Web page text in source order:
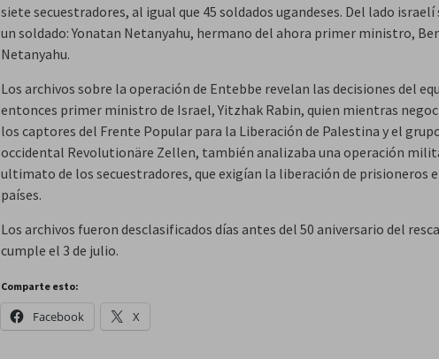
siete secuestradores, al igual que 45 soldados ugandeses. Del lado
un soldado: Yonatan Netanyahu, hermano del ahora primer ministro,
Netanyahu.
Los archivos sobre la operación de Entebbe revelan las decisiones del
entonces primer ministro de Israel, Yitzhak Rabin, quien mientras
los captores del Frente Popular para la Liberación de Palestina y el
occidental Revolutionäre Zellen, también analizaba una operación
ultimato de los secuestradores, que exigían la liberación de prisioneros
países.
Los archivos fueron desclasificados días antes del 50 aniversario del
cumple el 3 de julio.
Comparte esto:
Facebook X